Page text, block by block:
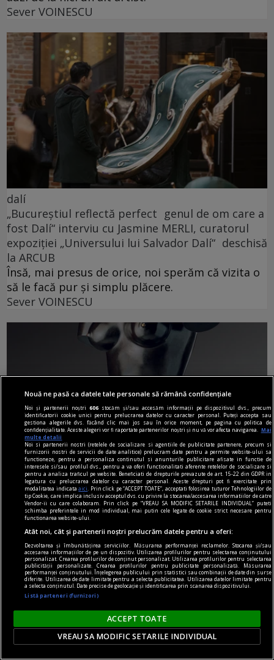
Sever VOINESCU
dalí
„Bucureștiul reflectă perfect genul de om care a
fost Dalí“ interviu cu Jasmine MERLI, curatorul
expoziției „Universului lui Salvador Dalí“ deschisă
la ARCUB
Însă, mai presus de orice, noi sperăm că vizita o
să le facă pur și simplu plăcere.
Sever VOINESCU
dalí
Declarația de independență a imaginației și
drepturile omului la propria sa nebunie
În coșmarul unei Venus americane, din beznă
apare (ticsit de umbrele uscate) vestitul taxi al
lui Cristofor Columb.
Nouă ne pasă ca datele tale personale să rămână confidențiale
Noi și partenerii noștri606 stocăm și/sau accesăm informații pe dispozitivul dvs., precum
identificatorii cookie unici pentru prelucrarea datelor cu caracter personal. Puteți accepta sau
gestiona alegerile dvs. făcând clic mai jos sau în orice moment, pe pagina cu politica de
confidențialitate. Aceste alegeri vor fi raportate partenerilor noștri și nu vă vor afecta navigarea.
Mai
multe detalii
Noi si partenerii nostri (retelele de socializare si agentiile de publicitate partenere, precum si
furnizorii nostri de servicii de date analitice) prelucram date pentru a permite website-ului sa
functioneze, pentru a personaliza continutul si anunturile publicitare afisate in functie de
interesele si/sau profilul dvs., pentru a va oferi functionalitati aferente retelelor de socializare si
pentru a analiza traficul pe website. Beneficiati de drepturile prevazute de art. 15-22 din GDPR in
legatura cu prelucrarea datelor cu caracter personal. Aceste drepturi pot fi exercitate prin
modalitatea indicataaici
. Prin click pe “ACCEPT TOATE”, acceptati folosirea tuturor Tehnologiilor de
tip Cookie, care implica inclusiv acceptul dvs. cu privire la stocarea/accesarea informatiilor de catre
Vendor-ii cu care colaboram. Prin click pe “VREAU SA MODIFIC SETARILE INDIVIDUAL” puteti
schimba preferintele in mod individual, mai putin cele legate de cookie strict necesare pentru
functionarea website-ului.
Atât noi, cât și partenerii noștri prelucrăm datele pentru a oferi:
Dezvoltarea și îmbunătățirea serviciilor. Măsurarea performanței reclamelor. Stocarea și/sau
accesarea informațiilor de pe un dispozitiv. Utilizarea profilurilor pentru selectarea conținutului
personalizat. Crearea profilurilor de conținut personalizat. Utilizarea profilurilor pentru selectarea
publicității personalizate. Crearea profilurilor pentru publicitate personalizată. Măsurarea
performanței conținutului. Înțelegerea publicului prin statistici sau combinații de date din surse
diferite. Utilizarea de date limitate pentru a selecta publicitatea. Utilizarea datelor limitate pentru
a selecta conținutul. Date precise de geolocație și identificarea prin scanarea dispozitivului.
Listă parteneri (furnizori)
ACCEPT TOATE
VREAU SA MODIFIC SETARILE INDIVIDUAL